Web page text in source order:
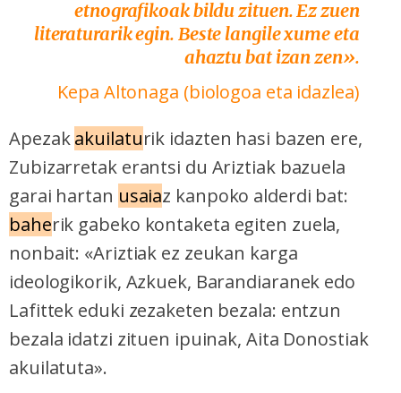
etnografikoak bildu zituen. Ez zuen
literaturarik egin. Beste langile xume eta
ahaztu bat izan zen».
Kepa Altonaga (biologoa eta idazlea)
Apezakakuilaturik idazten hasi bazen ere,
Zubizarretak erantsi du Ariztiak bazuela
garai hartan usaiaz kanpoko alderdi bat:
baherik gabeko kontaketa egiten zuela,
nonbait: «Ariztiak ez zeukan karga
ideologikorik, Azkuek, Barandiaranek edo
Lafittek eduki zezaketen bezala: entzun
bezala idatzi zituen ipuinak, Aita Donostiak
akuilatuta».